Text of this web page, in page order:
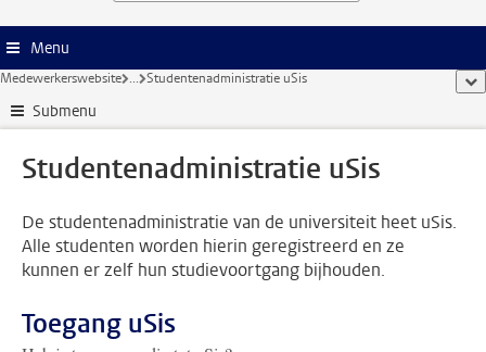
Menu
Medewerkerswebsite ... Studentenadministratie uSis
Submenu
Studentenadministratie uSis
De studentenadministratie van de universiteit heet uSis.
Alle studenten worden hierin geregistreerd en ze
kunnen er zelf hun studievoortgang bijhouden.
Toegang uSis